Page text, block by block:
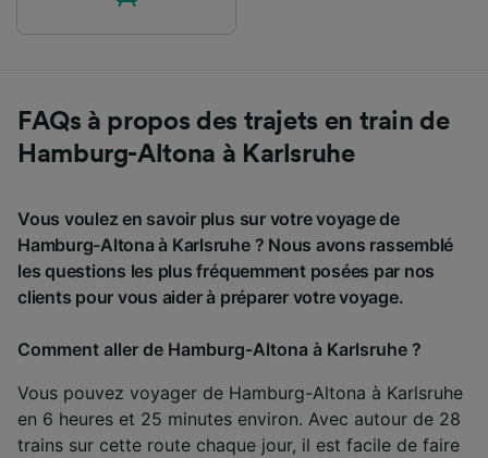
FAQs à propos des trajets en train de
Hamburg-Altona à Karlsruhe
Vous voulez en savoir plus sur votre voyage de
Hamburg-Altona à Karlsruhe ? Nous avons rassemblé
les questions les plus fréquemment posées par nos
clients pour vous aider à préparer votre voyage.
Comment aller de Hamburg-Altona à Karlsruhe ?
Vous pouvez voyager de Hamburg-Altona à Karlsruhe
en 6 heures et 25 minutes environ. Avec autour de 28
trains sur cette route chaque jour, il est facile de faire